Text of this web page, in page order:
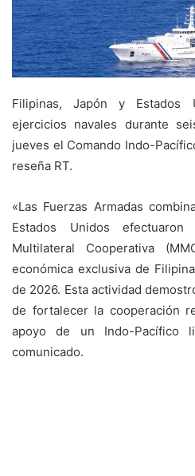
Filipinas, Japón y Estados
ejercicios navales durante
jueves el Comando Indo-
reseña RT.
«Las Fuerzas Armadas
Estados Unidos
Multilateral Cooperativa
económica exclusiva de
de 2026. Esta actividad
de fortalecer la cooperación
apoyo de un Indo-Pacífico
comunicado.